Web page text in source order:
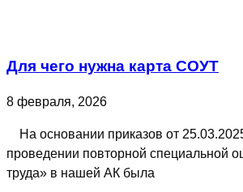
Для чего нужна карта СОУТ
8 февраля, 2026
На основании приказов от
проведении повторной специальной
труда» в нашей АК была